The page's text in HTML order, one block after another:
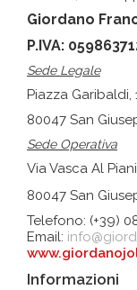
Giordano
P.IVA:
Sede Legale
Piazza Garibaldi,
80047 San
Sede Operativa
Via Vasca Al
80047 San
Telefono: (+39)
Email:
Informazioni